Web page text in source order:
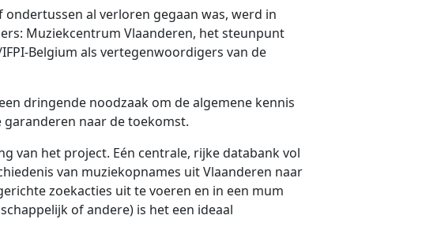
al verloren gegaan was, werd in
Muziekcentrum Vlaanderen, het steunpunt
Belgium als vertegenwoordigers van de
dringende noodzaak om de algemene kennis
naar de toekomst.
van het project. Eén centrale, rijke databank vol
van muziekopnames uit Vlaanderen naar
zoekacties uit te voeren en in een mum
of andere) is het een ideaal